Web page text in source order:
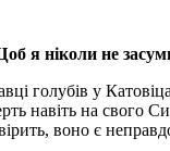
я ніколи не
голубів у
навіть на свого
воно є